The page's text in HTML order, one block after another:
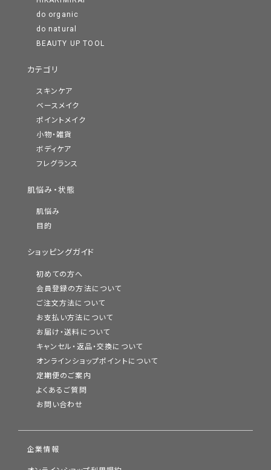
do organic
do natural
BEAUTY UP TOOL
カテゴリ
スキンケア
ベースメイク
ポイントメイク
小物・雑貨
ボディケア
フレグランス
肌悩み・状態
肌悩み
目的
ショッピングガイド
初めての方へ
会員登録の方法について
ご注文方法について
お支払い方法について
お届け・送料について
キャンセル・返品・交換について
オンラインショップポイントについて
定期便のご案内
よくあるご質問
お問い合わせ
企業情報